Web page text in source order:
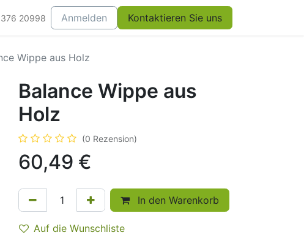
Hilfe20998 Anmelden Kontaktieren Sie uns
Wippe aus Holz
Balance Wippe aus
Holz
(0 Rezension)
60,49 €
In den Warenkorb
Auf die Wunschliste